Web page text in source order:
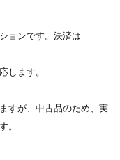
ョンです。決済は
します。
すが、中古品のため、実
。